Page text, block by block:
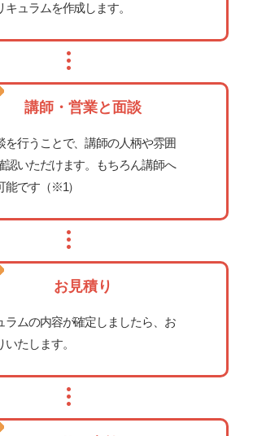
キュラムを作成します。
講師・営業と面談
を行うことで、講師の人柄や雰囲
認いただけます。もちろん講師へ
能です（※1）
お見積り
ラムの内容が確定しましたら、お
いたします。